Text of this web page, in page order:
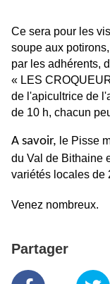
Ce sera pour les
soupe aux
par les adhérents,
« LES
de l'apicultrice de
de 10 h, chacun
A savoir, le Pisse
du Val de Bithaine
variétés locales de
Venez nombreux.
Partager